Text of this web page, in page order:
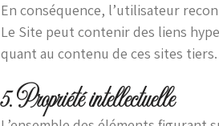
En conséquence, l’utilisateur
Le Site peut contenir des liens
quant au contenu de ces sites tiers.
5. Propriété intellectuelle